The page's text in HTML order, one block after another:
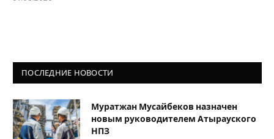
ПОСЛЕДНИЕ НОВОСТИ
Муратжан Мусайбеков назначен
новым руководителем Атырауского
НПЗ